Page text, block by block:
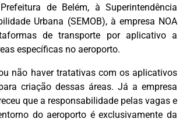
de Belém, à Superintendência
Urbana (SEMOB), à empresa NOA
de transporte por aplicativo a
específicas no aeroporto.
não haver tratativas com os aplicativos
criação dessas áreas. Já a empresa
que a responsabilidade pelas vagas e
do aeroporto é exclusivamente da